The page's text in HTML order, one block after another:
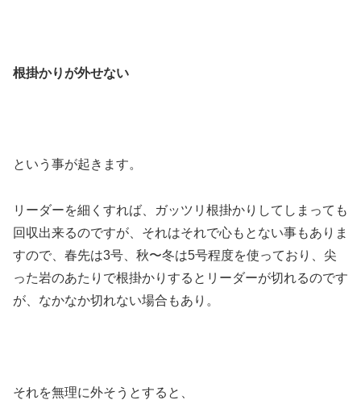
根掛かりが外せない
という事が起きます。
リーダーを細くすれば、ガッツリ根掛かりしてしまっても
回収出来るのですが、それはそれで心もとない事もありま
すので、春先は3号、秋〜冬は5号程度を使っており、尖
った岩のあたりで根掛かりするとリーダーが切れるのです
が、なかなか切れない場合もあり。
それを無理に外そうとすると、